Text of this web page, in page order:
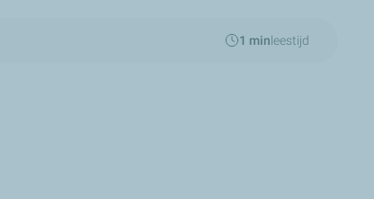
1 minleestijd